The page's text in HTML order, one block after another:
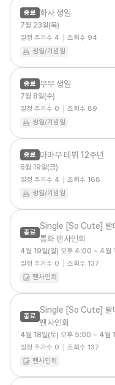
종료 화사 생일
7월 23일(목)
일정 추가수 4 조회수 94
생일/기념일
종료 무무 생일
7월 8일(수)
일정 추가수 0 조회수 89
생일/기념일
종료 마마무 데뷔 12주년
6월 19일(금)
일정 추가수 4 조회수 168
생일/기념일
종료
Single [So Cute] 발
통화 팬사인회
4월 19일(일) 오후 4:00 ~ 4월
일정 추가수 0 조회수 137
팬사인회
종료
Single [So Cute] 발
팬사인회
4월 18일(토) 오후 5:00 ~ 4월
일정 추가수 0 조회수 137
팬사인회